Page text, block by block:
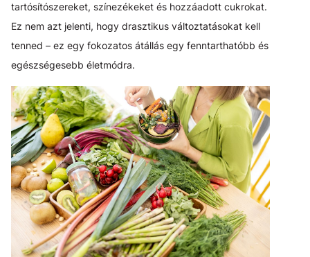
tartósítószereket, színezékeket és hozzáadott cukrokat.
Ez nem azt jelenti, hogy drasztikus változtatásokat kell
tenned – ez egy fokozatos átállás egy fenntarthatóbb és
egészségesebb életmódra.